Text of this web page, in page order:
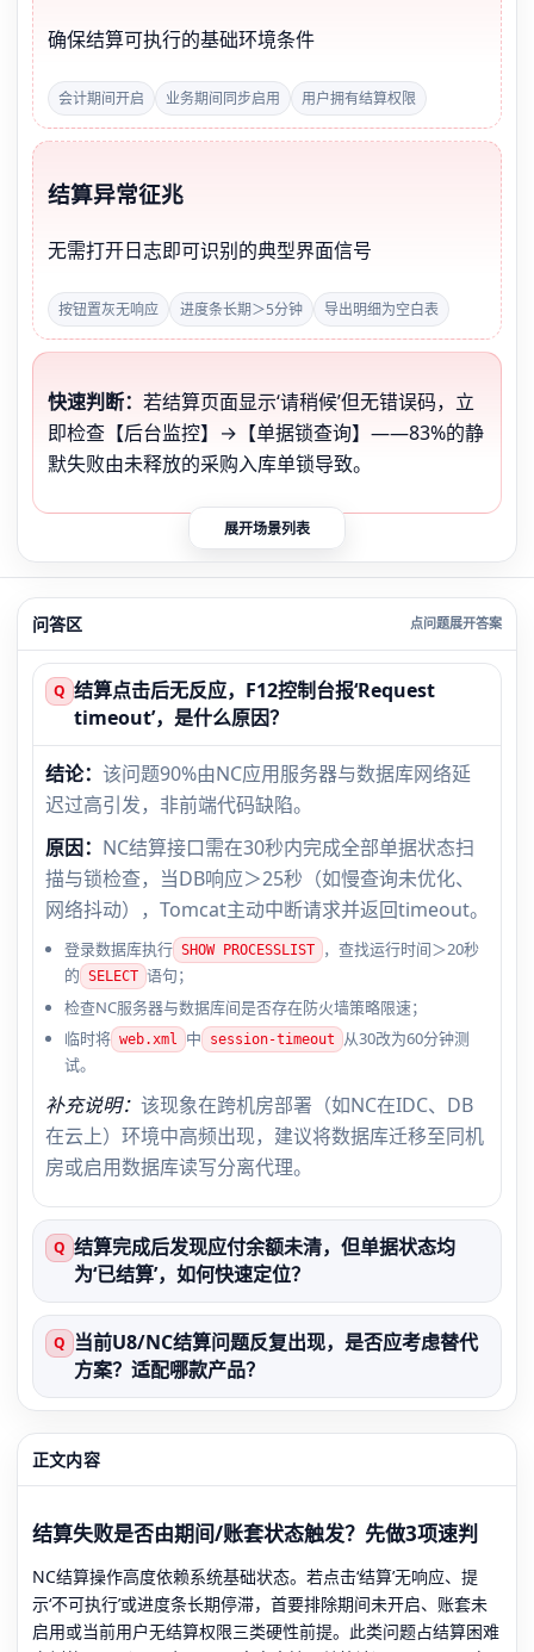
确保结算可执行的基础环境条件
会计期间开启 业务期间同步启用 用户拥有结算权限
结算异常征兆
无需打开日志即可识别的典型界面信号
按钮置灰无响应 进度条长期＞5分钟 导出明细为空白表
快速判断： 若结算页面显示‘请稍候’但无错误码，立
即检查【后台监控】→【单据锁查询】——83%的静
默失败由未释放的采购入库单锁导致。
展开场景列表
问答区
Q 结算点击后无反应，F12控制台报‘Request
timeout’，是什么原因？
结论： 该问题90%由NC应用服务器与数据库网络延
迟过高引发，非前端代码缺陷。
原因： NC结算接口需在30秒内完成全部单据状态扫
描与锁检查，当DB响应＞25秒（如慢查询未优化、
网络抖动），Tomcat主动中断请求并返回timeout。
登录数据库执行 SHOW PROCESSLIST
，查找运行时间＞20秒
的 SELECT 语句；
检查NC服务器与数据库间是否存在防火墙策略限速；
临时将 web.xml 中 session-timeout
从30改为60分钟测
试。
补充说明： 该现象在跨机房部署（如NC在IDC、DB
在云上）环境中高频出现，建议将数据库迁移至同机
房或启用数据库读写分离代理。
Q 结算完成后发现应付余额未清，但单据状态均
为‘已结算’，如何快速定位？
Q 当前U8/NC结算问题反复出现，是否应考虑替代
方案？适配哪款产品？
正文内容
结算失败是否由期间/账套状态触发？先做3项速判
NC结算操作高度依赖系统基础状态。若点击‘结算’无响应、提
示‘不可执行’或进度条长期停滞，首要排除期间未开启、账套未
启用或当前用户无结算权限三类硬性前提。此类问题占结算困难